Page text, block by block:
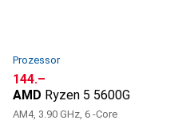
Prozessor
CHF
144.–
AMD Ryzen 5 5600G
AM4, 3.90 GHz, 6 -Core